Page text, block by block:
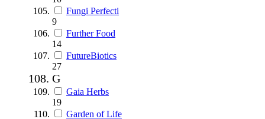
Fungi Perfecti
9
Further Food
14
FutureBiotics
27
G
Gaia Herbs
19
Garden of Life